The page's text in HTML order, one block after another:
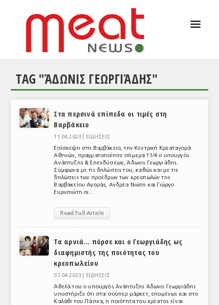
ΕΙΔΗΣΕΙΣ
ΘΕΜΑΤΑ
ΕΥΡΩΠΑΪΚΕΣ ΑΠΟΦΑΣΕΙΣ
ΕΜΠΟΡΙΚΟΣ ΚΑΤΑΛΟΓΟΣ
ΠΑΡΑΓΩΓΗ & ΕΜΠΟΡΙΑ
☰
TAG "ΆΔΩΝΙΣ ΓΕΩΡΓΙΆΔΗΣ"
Στα περσινά επίπεδα οι τιμές στη
Βαρβάκειο
11.04.2023 |
ΕΙΔΗΣΕΙΣ
Επίσκεψη στη Βαρβάκειο, την Κεντρική Κρεαταγορά
Αθηνών, πραγματοποίησε σήμερα 11/4 ο υπουργός
Ανάπτυξης & Επενδύσεων, Άδωνις Γεωργιάδης.
Σύμφωνα με τις δηλώσεις του, καθώς και με τις
δηλώσεις των προέδρων των κρεοπωλών της
Βαρβακείου Αγοράς, Ανδρέα Νιώτη και Γιώργο
Ευρυπιώτη οι...
Read Full Article
Τα αρνιά… πόρσε και ο Γεωργιάδης ως
διαφημιστής της ποιότητας του
κρεοπωλείου
07.04.2023 |
ΕΙΔΗΣΕΙΣ
Άθελά του ο υπουργός Ανάπτυξης Άδωνις Γεωργιάδης
υποστήριξε ότι στα σούπερ μάρκετ, επομένως και στο
Καλάθι του Πάσχα, η ποιότητα του κρέατος είναι